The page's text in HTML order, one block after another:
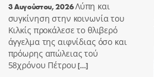
3 Αυγούστου, 2026Λύπη και
συγκίνηση στην κοινωνία του
Κιλκίς προκάλεσε το θλιβερό
άγγελμα της αιφνίδιας όσο και
πρόωρης απώλειας τού
58χρόνου Πέτρου[…]